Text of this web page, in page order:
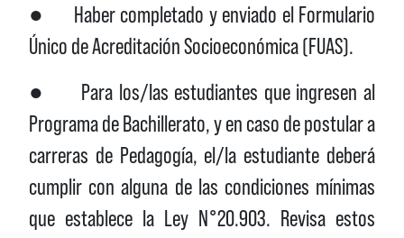
● Haber completado y enviado el Formulario
Único de Acreditación Socioeconómica (FUAS).
● Para los/las estudiantes que ingresen al
Programa de Bachillerato, y en caso de postular a
carreras de Pedagogía, el/la estudiante deberá
cumplir con alguna de las condiciones mínimas
que establece la Ley N°20.903. Revisa estos